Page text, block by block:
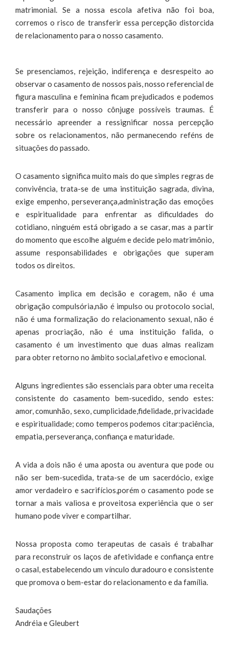
matrimonial. Se a nossa escola afetiva não foi boa,
corremos o risco de transferir essa percepção distorcida
de relacionamento para o nosso casamento.
Se presenciamos, rejeição, indiferença e desrespeito ao
observar o casamento de nossos pais, nosso referencial de
figura masculina e feminina ficam prejudicados e podemos
transferir para o nosso cônjuge possíveis traumas. É
necessário apreender a ressignificar nossa percepção
sobre os relacionamentos, não permanecendo reféns de
situações do passado.
O casamento significa muito mais do que simples regras de
convivência, trata-se de uma instituição sagrada, divina,
exige empenho, perseverança,administração das emoções
e espiritualidade para enfrentar as dificuldades do
cotidiano, ninguém está obrigado a se casar, mas a partir
do momento que escolhe alguém e decide pelo matrimônio,
assume responsabilidades e obrigações que superam
todos os direitos.
Casamento implica em decisão e coragem, não é uma
obrigação compulsória,não é impulso ou protocolo social,
não é uma formalização do relacionamento sexual, não é
apenas procriação, não é uma instituição falida, o
casamento é um investimento que duas almas realizam
para obter retorno no âmbito social,afetivo e emocional.
Alguns ingredientes são essenciais para obter uma receita
consistente do casamento bem-sucedido, sendo estes:
amor, comunhão, sexo, cumplicidade,fidelidade, privacidade
e espiritualidade; como temperos podemos citar:paciência,
empatia, perseverança, confiança e maturidade.
A vida a dois não é uma aposta ou aventura que pode ou
não ser bem-sucedida, trata-se de um sacerdócio, exige
amor verdadeiro e sacrifícios,porém o casamento pode se
tornar a mais valiosa e proveitosa experiência que o ser
humano pode viver e compartilhar.
Nossa proposta como terapeutas de casais é trabalhar
para reconstruir os laços de afetividade e confiança entre
o casal, estabelecendo um vínculo duradouro e consistente
que promova o bem-estar do relacionamento e da família.
Saudações
Andréia e Gleubert